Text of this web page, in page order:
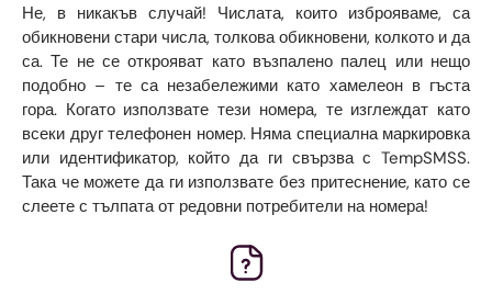
Не, в никакъв случай! Числата, които изброяваме, са
обикновени стари числа, толкова обикновени, колкото и да
са. Те не се открояват като възпалено палец или нещо
подобно – те са незабележими като хамелеон в гъста
гора. Когато използвате тези номера, те изглеждат като
всеки друг телефонен номер. Няма специална маркировка
или идентификатор, който да ги свързва с TempSMSS.
Така че можете да ги използвате без притеснение, като се
слеете с тълпата от редовни потребители на номера!